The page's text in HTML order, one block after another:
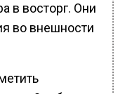
в восторг. Они
во внешности